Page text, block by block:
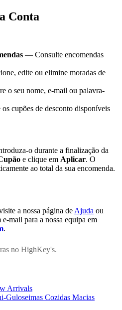
Conta
— Consulte encomendas
edite ou elimine moradas de
o seu nome, e-mail ou palavra-
cupões de desconto disponíveis
o durante a finalização da
e clique em Aplicar. O
ao total da sua encomenda.
a nossa página de Ajuda ou
mail para a nossa equipa em
.
no HighKey's.
Arrivals
Guloseimas Cozidas Macias